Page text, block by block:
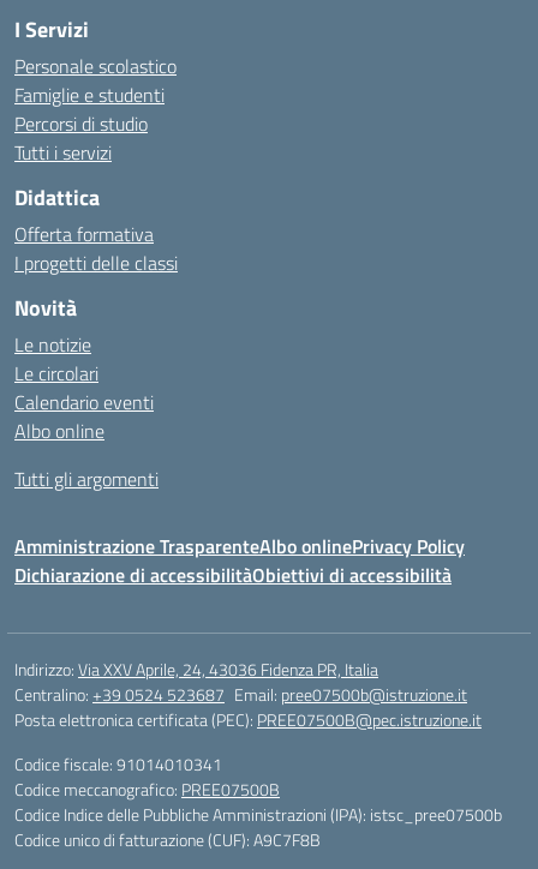
I Servizi
Personale scolastico
Famiglie e studenti
Percorsi di studio
Tutti i servizi
Didattica
Offerta formativa
I progetti delle classi
Novità
Le notizie
Le circolari
Calendario eventi
Albo online
Tutti gli argomenti
Amministrazione TrasparenteAlbo onlinePrivacy Policy
Dichiarazione di accessibilitàObiettivi di accessibilità
Indirizzo:Via XXV Aprile, 24, 43036 Fidenza PR, Italia
Centralino:+39 0524 523687 Email: pree07500b@istruzione.it
Posta elettronica certificata (PEC): PREE07500B@pec.istruzione.it
Codice fiscale: 91014010341
Codice meccanografico: PREE07500B
Codice Indice delle Pubbliche Amministrazioni (IPA): istsc_pree07500b
Codice unico di fatturazione (CUF): A9C7F8B